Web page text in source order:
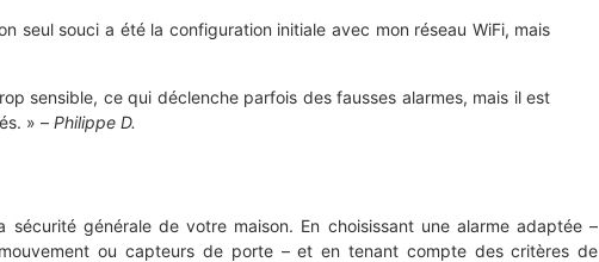
seul souci a été la configuration initiale avec mon réseau WiFi, mais
sensible, ce qui déclenche parfois des fausses alarmes, mais il est
» – Philippe D.
générale de votre maison. En choisissant une alarme adaptée –
ou capteurs de porte – et en tenant compte des critères de